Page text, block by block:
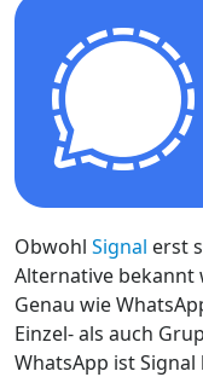
Obwohl Signal erst
Alternative bekannt
Genau wie
Einzel- als auch
WhatsApp ist Signal